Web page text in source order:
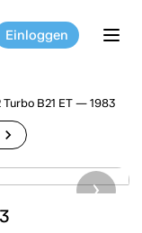
Einloggen
Turbo B21 ET — 1983
chevron_right